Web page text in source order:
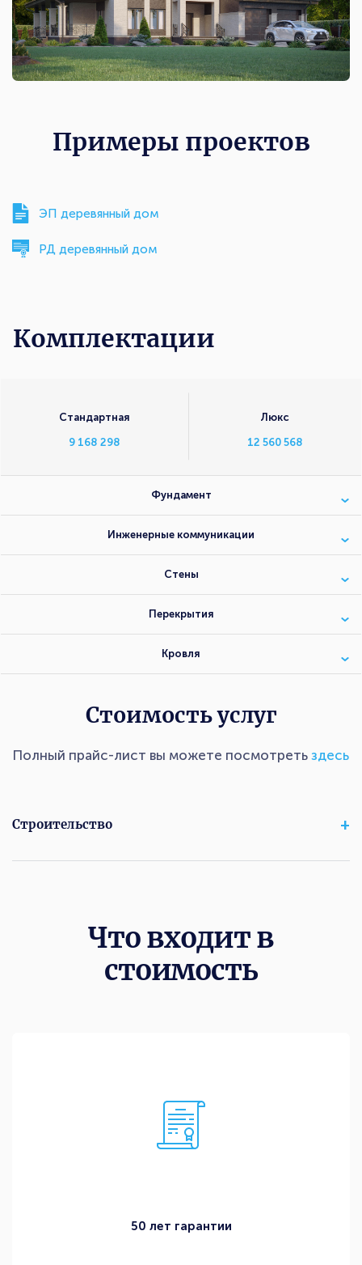
Примеры проектов
ЭП деревянный дом
РД деревянный дом
Комплектации
Стандартная
9 168 298
Люкс
12 560 568
Фундамент
Инженерные коммуникации
Стены
Перекрытия
Кровля
Стоимость услуг
Полный прайс-лист вы можете посмотреть здесь
Строительство
Что входит в
стоимость
50 лет гарантии